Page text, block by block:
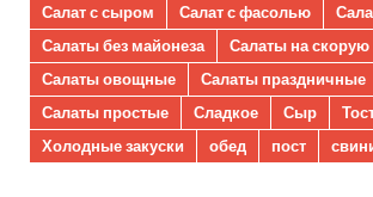
Салат с сыром
Салат с фасолью
Салаты без майонеза
Салаты на скорую
Салаты овощные
Салаты праздничные
Салаты простые
Сладкое Сыр
Холодные закуски
обед пост